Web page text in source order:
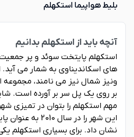
بلیط هواپیما استکهلم
آنچه باید از استکهلم بدانیم
استکهلم پایتخت سوئد و پر
های اسکاندیناوی به شمار می آید.
بر روی یک پل سر بر آورده است.
مهم استکهلم را بتوان در تمیزی
این شهر را در سال
نشان داد. برای بسیاری استکهلم